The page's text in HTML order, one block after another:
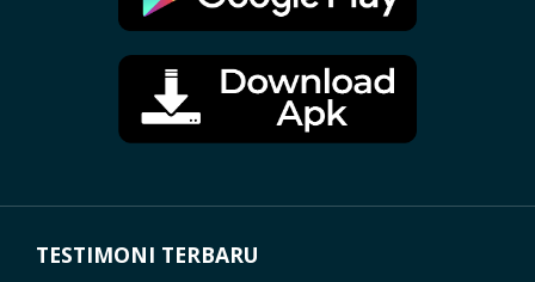
TESTIMONI TERBARU